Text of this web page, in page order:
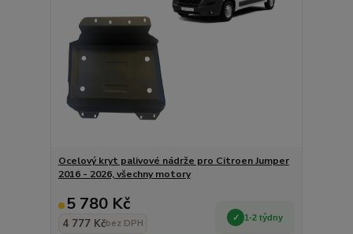
Ocelový kryt palivové nádrže pro Citroen Jumper
2016 - 2026, všechny motory
5 780 Kč
4 777 Kčbez DPH
1-2 týdny